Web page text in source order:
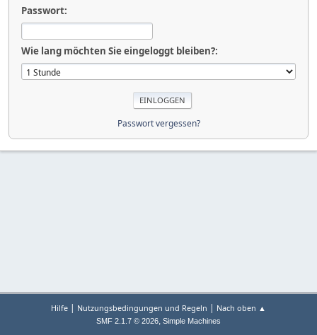
Passwort:
Wie lang möchten Sie eingeloggt bleiben?:
Passwort vergessen?
Hilfe | Nutzungsbedingungen und Regeln | Nach oben ▲
SMF 2.1.7 © 2026, Simple Machines